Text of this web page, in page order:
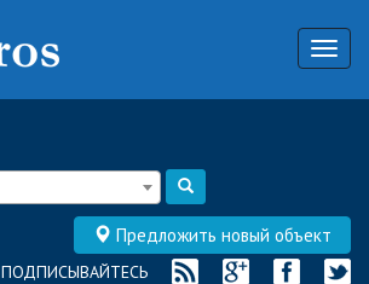
Предложить новый объект
ПОДПИСЫВАЙТЕСЬ